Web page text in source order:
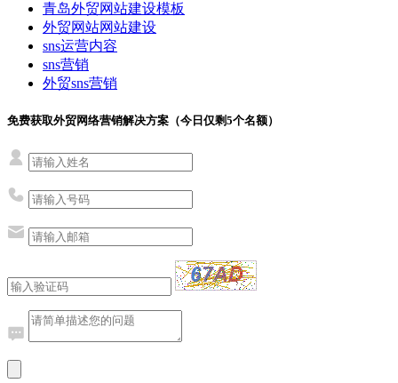
青岛外贸网站建设模板
外贸网站网站建设
sns运营内容
sns营销
外贸sns营销
免费获取外贸网络营销解决方案（今日仅剩5个名额）